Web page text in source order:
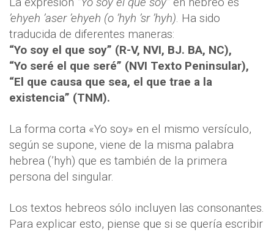
’ehyeh ’aser ’ehyeh (o ’hyh ’sr ’hyh). Ha sido
traducida de diferentes maneras:
“Yo soy el que soy” (R-V, NVI, BJ. BA, NC),
“Yo seré el que seré” (NVI Texto Peninsular),
“El que causa que sea, el que trae a la
existencia” (TNM).
La forma corta «Yo soy» en el mismo versículo,
según se supone, viene de la misma palabra
hebrea (’hyh) que es también de la primera
persona del singular.
Los textos hebreos sólo incluyen las consonantes.
Para explicar esto, piense que si se quería escribir